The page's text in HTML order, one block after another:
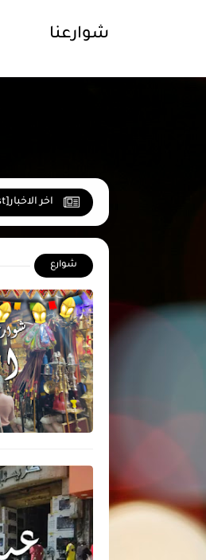
شوارعنا
اخر الاخبار[LastPost]
شوارع